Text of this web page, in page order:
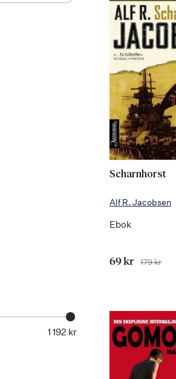
1 192 kr
Scharnhorst
Alf R. Jacobsen
Ebok
Tilbudspris
69 kr Før
179 kr